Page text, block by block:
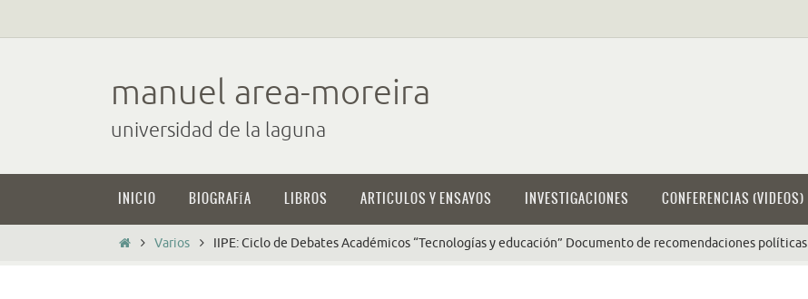
al
manuel area-moreira
universidad de la laguna
contenido
INICIO BIOGRAFÍA LIBROS ARTICULOS Y ENSAYOS INVESTIGACIONES CONFERENCIAS (VIDEOS)
InicioVarios IIPE: Ciclo de Debates Académicos “Tecnologías y educación” Documento de recomendaciones políticas